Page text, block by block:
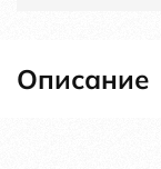
Описание